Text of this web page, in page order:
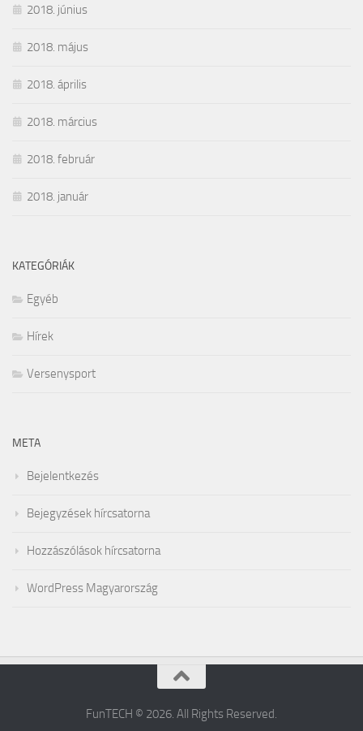
2018. június
2018. május
2018. április
2018. március
2018. február
2018. január
KATEGÓRIÁK
Egyéb
Hírek
Versenysport
META
Bejelentkezés
Bejegyzések hírcsatorna
Hozzászólások hírcsatorna
WordPress Magyarország
FunTECH © 2026. All Rights Reserved.